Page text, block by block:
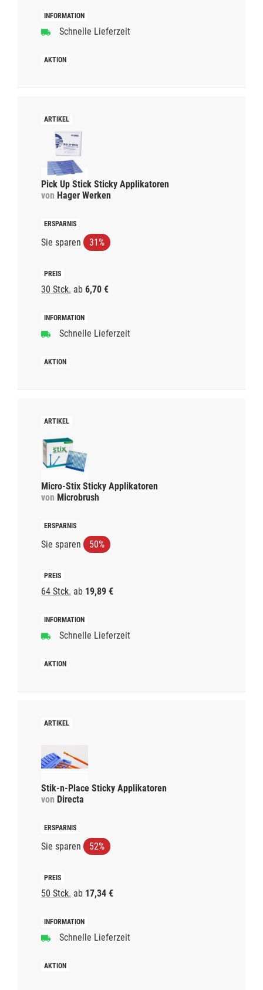
Schnelle Lieferzeit
Pick Up Stick Sticky Applikatoren
von Hager Werken
Sie sparen 31%
30 Stck. ab 6,70 €
Schnelle Lieferzeit
Micro-Stix Sticky Applikatoren
von Microbrush
Sie sparen 50%
64 Stck. ab 19,89 €
Schnelle Lieferzeit
Stik-n-Place Sticky Applikatoren
von Directa
Sie sparen 52%
50 Stck. ab 17,34 €
Schnelle Lieferzeit